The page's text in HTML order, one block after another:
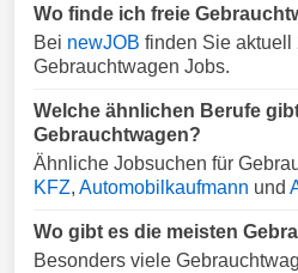
Wo finde ich freie
Bei newJOB finden Sie aktuell
Gebrauchtwagen Jobs.
Welche ähnlichen Berufe
Gebrauchtwagen?
Ähnliche Jobsuchen für
KFZ, Automobilkaufmann und
Wo gibt es die meisten
Besonders viele